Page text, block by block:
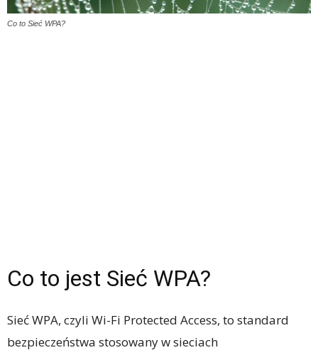
Co to Sieć WPA?
Co to jest Sieć WPA?
Sieć WPA, czyli Wi-Fi Protected Access, to standard
bezpieczeństwa stosowany w sieciach